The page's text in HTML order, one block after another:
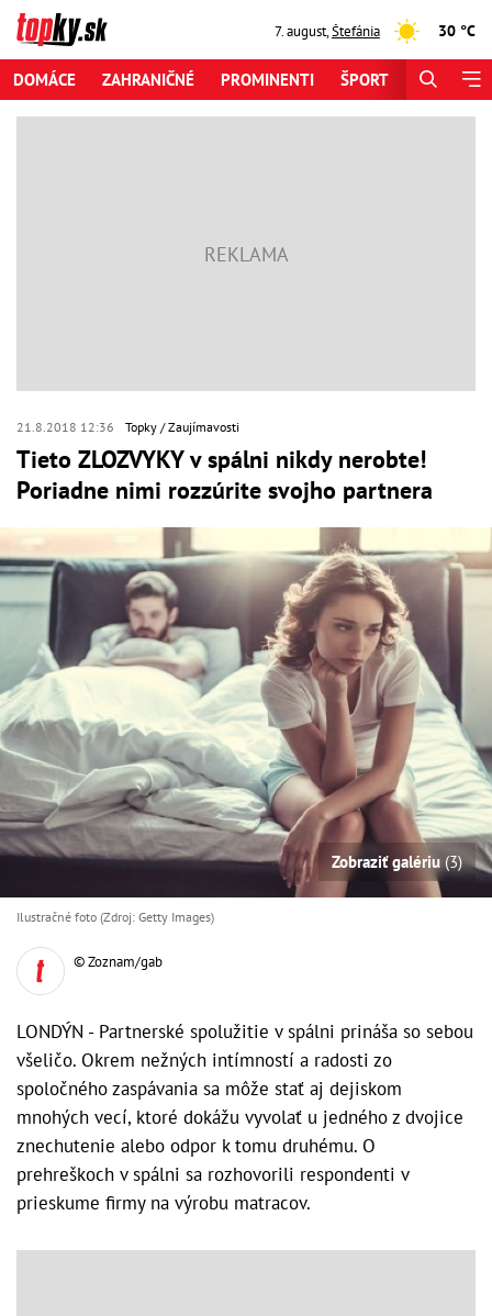
7. august,Štefánia 30 °C
DOMÁCE ZAHRANIČNÉ PROMINENTI ŠPORT
21.8.2018 12:36 Topky Zaujímavosti
Tieto ZLOZVYKY v spálni nikdy nerobte!
Poriadne nimi rozzúrite svojho partnera
Zobraziť galériu (3)
Ilustračné foto (Zdroj: Getty Images)
© Zoznam/gab
LONDÝN - Partnerské spolužitie v spálni prináša so sebou
všeličo. Okrem nežných intímností a radosti zo
spoločného zaspávania sa môže stať aj dejiskom
mnohých vecí, ktoré dokážu vyvolať u jedného z dvojice
znechutenie alebo odpor k tomu druhému. O
prehreškoch v spálni sa rozhovorili respondenti v
prieskume firmy na výrobu matracov.